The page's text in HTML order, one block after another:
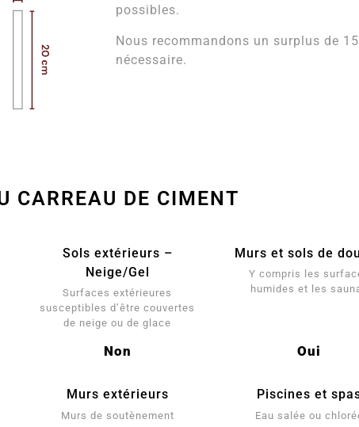
possibles.
Nous recommandons un surplus de
nécessaire.
CARREAU DE CIMENT
Sols extérieurs –
Neige/Gel
Surfaces extérieures
susceptibles d’être couvertes
de neige ou de glace
Non
Murs et sols de
Y compris les
humides et les
Oui
Murs extérieurs
Murs de soutènement
Piscines et
Eau salée ou